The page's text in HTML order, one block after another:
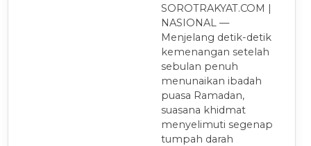
SOROTRAKYAT.COM |
NASIONAL —
Menjelang detik-detik
kemenangan setelah
sebulan penuh
menunaikan ibadah
puasa Ramadan,
suasana khidmat
menyelimuti segenap
tumpah darah